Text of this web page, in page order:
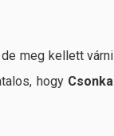
de meg kellett várni
hogy Csonka